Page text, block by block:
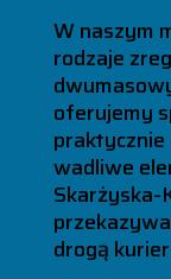
W naszym
rodzaje
oferujemy
praktycznie
wadliwe
Skarżyska-
drogą